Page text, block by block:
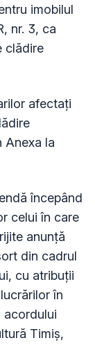
imobilul
nr. 3, ca
clădire
afectaţi
Anexa la
începând
celui în care
anunță
din cadrul
cu atribuții
în
acordului
Timiș,